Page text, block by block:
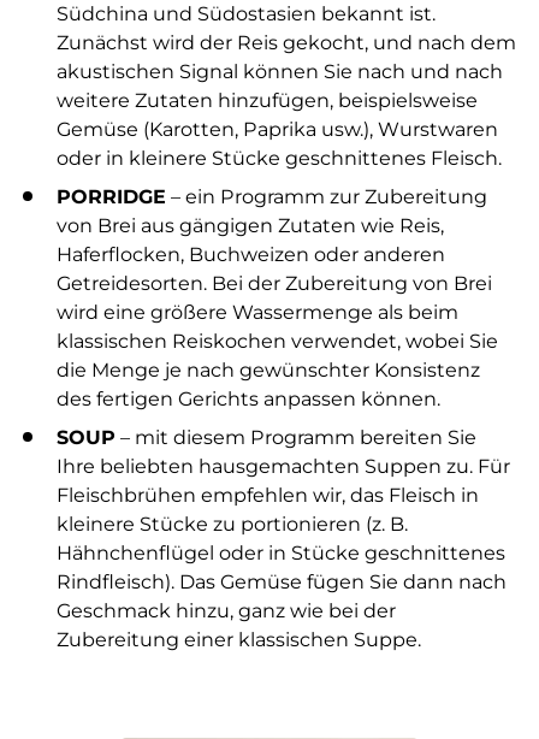
Südchina und Südostasien bekannt ist.
Zunächst wird der Reis gekocht, und nach dem
akustischen Signal können Sie nach und nach
weitere Zutaten hinzufügen, beispielsweise
Gemüse (Karotten, Paprika usw.), Wurstwaren
oder in kleinere Stücke geschnittenes Fleisch.
PORRIDGE – ein Programm zur Zubereitung
von Brei aus gängigen Zutaten wie Reis,
Haferflocken, Buchweizen oder anderen
Getreidesorten. Bei der Zubereitung von Brei
wird eine größere Wassermenge als beim
klassischen Reiskochen verwendet, wobei Sie
die Menge je nach gewünschter Konsistenz
des fertigen Gerichts anpassen können.
SOUP – mit diesem Programm bereiten Sie
Ihre beliebten hausgemachten Suppen zu. Für
Fleischbrühen empfehlen wir, das Fleisch in
kleinere Stücke zu portionieren (z. B.
Hähnchenflügel oder in Stücke geschnittenes
Rindfleisch). Das Gemüse fügen Sie dann nach
Geschmack hinzu, ganz wie bei der
Zubereitung einer klassischen Suppe.